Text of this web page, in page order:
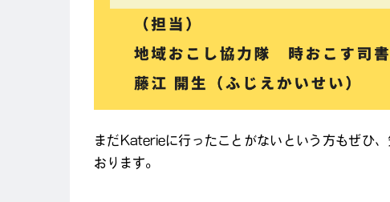
まだKaterieに行ったことがないという方もぜひ
おります。